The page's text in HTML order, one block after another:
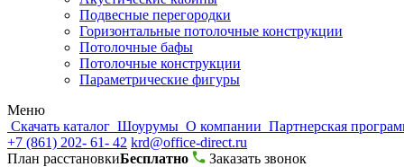
Подвесные перегородки
Горизонтальные потолочные конструкции
Потолочные бафы
Потолочные конструкции
Параметрические фигуры
Меню
Скачать каталог Шоурумы О компании Партнерская
+7 (861) 202- 61- 42 krd@office-direct.ru
План расстановкиБесплатно
Заказать звонок